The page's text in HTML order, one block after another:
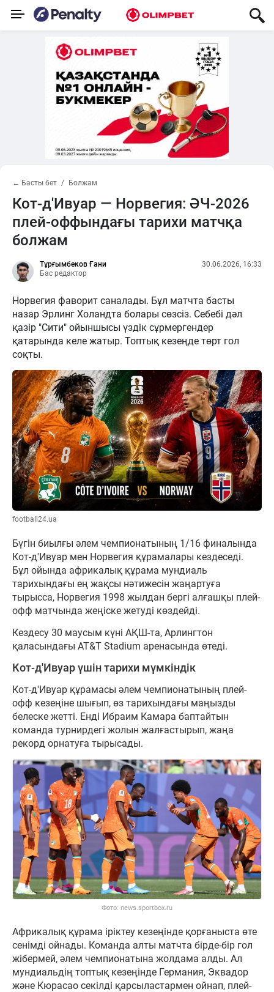
← Басты бет Болжам
Кот-д'Ивуар — Норвегия: ӘЧ-2026
плей-оффындағы тарихи матчқа
болжам
Тұрғымбеков Ғани
Бас редактор
30.06.2026, 16:33
Норвегия фаворит саналады. Бұл матчта басты
назар Эрлинг Холандта болары сөзсіз. Себебі дәл
қазір "Сити" ойыншысы үздік сұрмергендер
қатарында келе жатыр. Топтық кезеңде төрт гол
соқты.
football24.ua
Бүгін биылғы әлем чемпионатының 1/16 финалында
Кот-д'Ивуар мен Норвегия құрамалары кездеседі.
Бұл ойында африкалық құрама мундиаль
тарихындағы ең жақсы нәтижесін жаңартуға
тырысса, Норвегия 1998 жылдан бергі алғашқы плей-
офф матчында жеңіске жетуді көздейді.
Кездесу 30 маусым күні АҚШ-та, Арлингтон
қаласындағы AT&T Stadium аренасында өтеді.
Кот-д'Ивуар үшін тарихи мүмкіндік
Кот-д'Ивуар құрамасы әлем чемпионатының плей-
офф кезеңіне шығып, өз тарихындағы маңызды
белеске жетті. Енді Ибраим Камара баптайтын
команда турнирдегі жолын жалғастырып, жаңа
рекорд орнатуға тырысады.
Фото: news.sportbox.ru
Африкалық құрама іріктеу кезеңінде қорғаныста өте
сенімді ойнады. Команда алты матчта бірде-бір гол
жібермей, әлем чемпионатына жолдама алды. Ал
мундиальдің топтық кезеңінде Германия, Эквадор
және Кюрасао секілді қарсыластармен ойнап, плей-